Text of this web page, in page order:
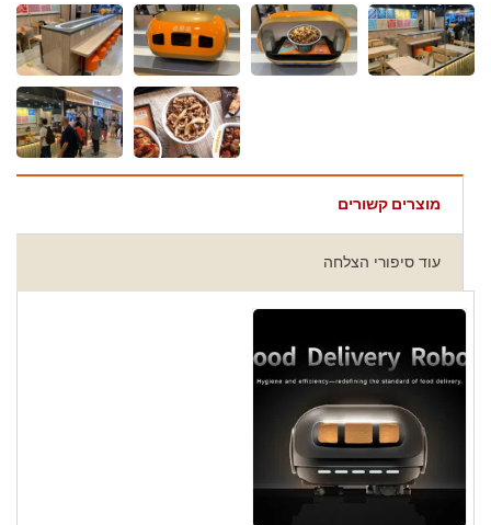
מוצרים קשורים
עוד סיפורי הצלחה